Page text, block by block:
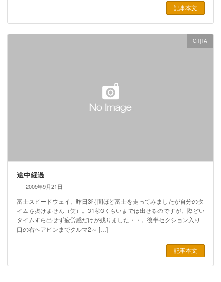
記事本文
GT|TA
途中経過
2005年9月21日
富士スピードウェイ、昨日3時間ほど富士を走ってみましたが自分のタ
イムを抜けません（笑）。31秒3くらいまでは出せるのですが、際どい
タイムすら出せず疲労感だけが残りました・・。後半セクション入り
口の右ヘアピンまでクルマ2～ […]
記事本文